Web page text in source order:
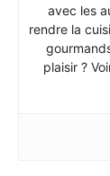
avec les
rendre la
plaisir ?